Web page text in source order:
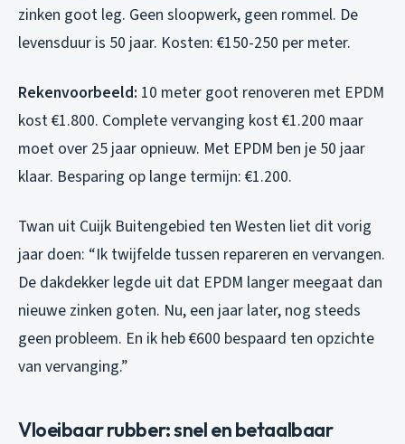
zinken goot leg. Geen sloopwerk, geen rommel. De
levensduur is 50 jaar. Kosten: €150-250 per meter.
Rekenvoorbeeld: 10 meter goot renoveren met EPDM
kost €1.800. Complete vervanging kost €1.200 maar
moet over 25 jaar opnieuw. Met EPDM ben je 50 jaar
klaar. Besparing op lange termijn: €1.200.
Twan uit Cuijk Buitengebied ten Westen liet dit vorig
jaar doen: “Ik twijfelde tussen repareren en vervangen.
De dakdekker legde uit dat EPDM langer meegaat dan
nieuwe zinken goten. Nu, een jaar later, nog steeds
geen probleem. En ik heb €600 bespaard ten opzichte
van vervanging.”
Vloeibaar rubber: snel en betaalbaar